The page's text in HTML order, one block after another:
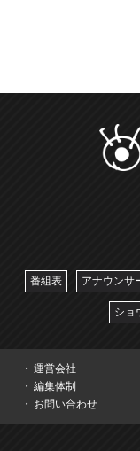
番組表 アナウンサ
ショ
運営会社
編集体制
お問い合わせ